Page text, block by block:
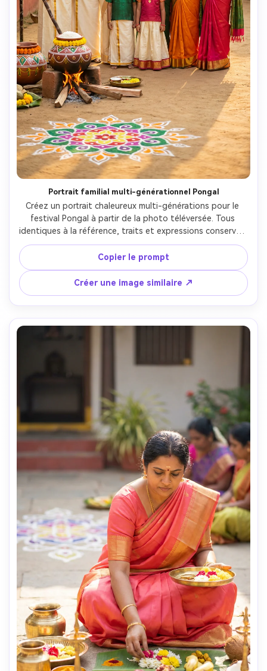
Portrait familial multi-générationnel Pongal
Créez un portrait chaleureux multi-générations pour le
festival Pongal à partir de la photo téléversée. Tous
identiques à la référence, traits et expressions conservés.
Habillez chacun en tenues traditionnelles coordonnées :
- Hommes : veshti blanc ou crème, chemises colorées
- Femmes : saris de soie vibrants (vert, rouge, orange,
rose) à bordure dorée
- Enfants : tenues traditionnelles assorties.
Toute la famille ensemble dans la cour ou véranda
traditionnelle sud-indienne. Inclure éléments Pongal :
bétail décoré, pots de Pongal, kolam au sol, cannes à
de champ, famille nette, fond flou. Photo familiale
cinématographique, esthétique Instagram aux couleurs
chaudes. Teints et expressions ultra-réalistes—ambiance
festive authentique Pongal multi-générations.
Copier le prompt
Créer une image similaire ↗